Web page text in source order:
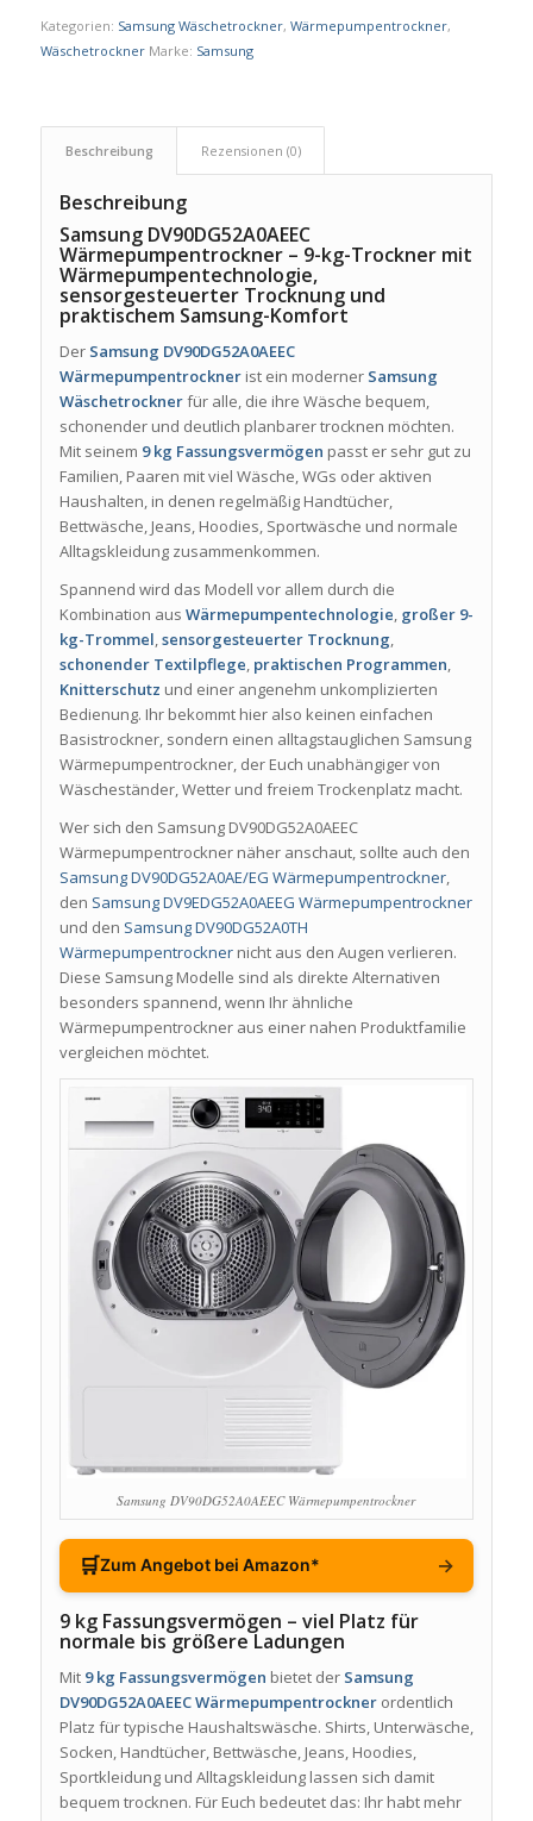
Kategorien: Samsung Wäschetrockner, Wärmepumpentrockner,
Wäschetrockner Marke: Samsung
Beschreibung Rezensionen (0)
Beschreibung
Samsung DV90DG52A0AEEC
Wärmepumpentrockner – 9-kg-Trockner mit
Wärmepumpentechnologie,
sensorgesteuerter Trocknung und
praktischem Samsung-Komfort
Der Samsung DV90DG52A0AEEC
Wärmepumpentrocknerist ein moderner Samsung
Wäschetrocknerfür alle, die ihre Wäsche bequem,
schonender und deutlich planbarer trocknen möchten.
Mit seinem 9 kg Fassungsvermögen passt er sehr gut zu
Familien, Paaren mit viel Wäsche, WGs oder aktiven
Haushalten, in denen regelmäßig Handtücher,
Bettwäsche, Jeans, Hoodies, Sportwäsche und normale
Alltagskleidung zusammenkommen.
Spannend wird das Modell vor allem durch die
Kombination aus Wärmepumpentechnologie, großer 9-
kg-Trommel,sensorgesteuerter Trocknung,
schonender Textilpflege, praktischen Programmen,
Knitterschutz und einer angenehm unkomplizierten
Bedienung. Ihr bekommt hier also keinen einfachen
Basistrockner, sondern einen alltagstauglichen Samsung
Wärmepumpentrockner, der Euch unabhängiger von
Wäscheständer, Wetter und freiem Trockenplatz macht.
Wer sich den Samsung DV90DG52A0AEEC
Wärmepumpentrockner näher anschaut, sollte auch den
Samsung DV90DG52A0AE/EG Wärmepumpentrockner,
den Samsung DV9EDG52A0AEEG Wärmepumpentrockner
und den Samsung DV90DG52A0TH
Wärmepumpentrocknernicht aus den Augen verlieren.
Diese Samsung Modelle sind als direkte Alternativen
besonders spannend, wenn Ihr ähnliche
Wärmepumpentrockner aus einer nahen Produktfamilie
vergleichen möchtet.
Samsung DV90DG52A0AEEC Wärmepumpentrockner
🛒Zum Angebot bei Amazon* →
9 kg Fassungsvermögen – viel Platz für
normale bis größere Ladungen
Mit 9 kg Fassungsvermögen bietet der Samsung
DV90DG52A0AEEC Wärmepumpentrocknerordentlich
Platz für typische Haushaltswäsche. Shirts, Unterwäsche,
Socken, Handtücher, Bettwäsche, Jeans, Hoodies,
Sportkleidung und Alltagskleidung lassen sich damit
bequem trocknen. Für Euch bedeutet das: Ihr habt mehr